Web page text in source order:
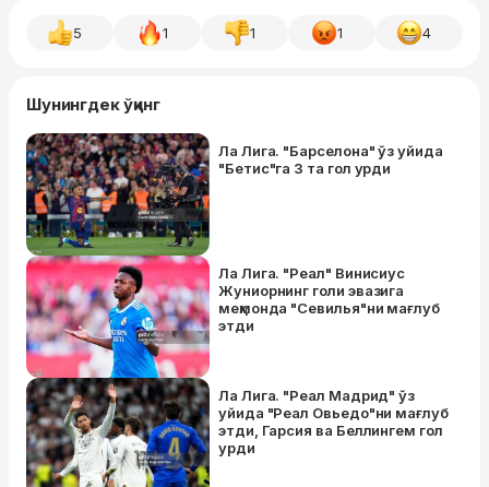
5 1 1 1 4
Шунингдек ўқинг
Ла Лига. "Барселона" ўз уйида
"Бетис"га 3 та гол урди
Ла Лига. "Реал" Винисиус
Жуниорнинг голи эвазига
меҳмонда "Севилья"ни мағлуб
этди
Ла Лига. "Реал Мадрид" ўз
уйида "Реал Овьедо"ни мағлуб
этди, Гарсия ва Беллингем гол
урди